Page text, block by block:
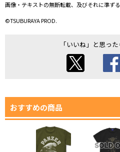
画像・テキストの無断転載、及びそれに準ず
©TSUBURAYA PROD.
「いいね」と思っ
おすすめの商品